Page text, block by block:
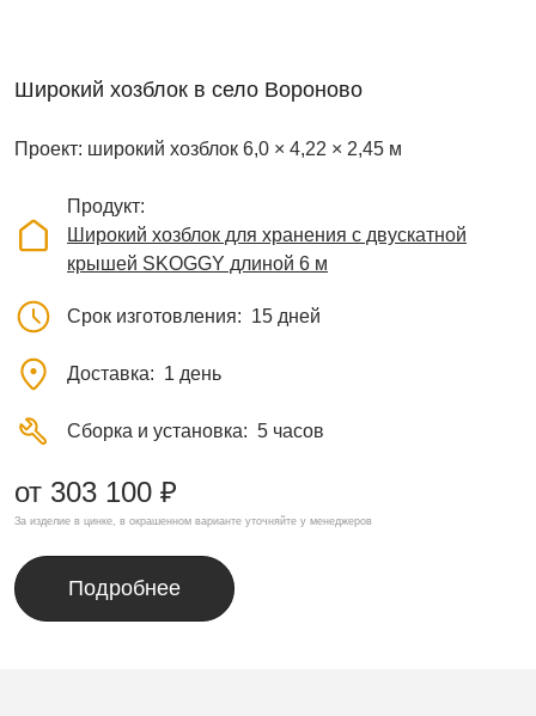
Широкий хозблок в село Вороново
Проект: широкий хозблок 6,0 × 4,22 × 2,45 м
Продукт
Широкий хозблок для хранения с двускатной
крышей SKOGGY длиной 6 м
Срок изготовления 15 дней
Доставка 1 день
Сборка и установка 5 часов
от 303 100 ₽
За изделие в цинке, в окрашенном варианте уточняйте у менеджеров
Подробнее